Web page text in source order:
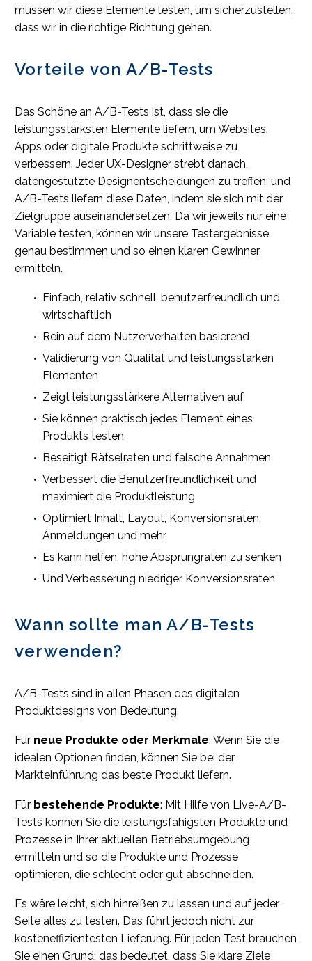
müssen wir diese Elemente testen, um sicherzustellen,
dass wir in die richtige Richtung gehen.
Vorteile von A/B-Tests
Das Schöne an A/B-Tests ist, dass sie die
leistungsstärksten Elemente liefern, um Websites,
Apps oder digitale Produkte schrittweise zu
verbessern. Jeder UX-Designer strebt danach,
datengestützte Designentscheidungen zu treffen, und
A/B-Tests liefern diese Daten, indem sie sich mit der
Zielgruppe auseinandersetzen. Da wir jeweils nur eine
Variable testen, können wir unsere Testergebnisse
genau bestimmen und so einen klaren Gewinner
ermitteln.
Einfach, relativ schnell, benutzerfreundlich und
wirtschaftlich
Rein auf dem Nutzerverhalten basierend
Validierung von Qualität und leistungsstarken
Elementen
Zeigt leistungsstärkere Alternativen auf
Sie können praktisch jedes Element eines
Produkts testen
Beseitigt Rätselraten und falsche Annahmen
Verbessert die Benutzerfreundlichkeit und
maximiert die Produktleistung
Optimiert Inhalt, Layout, Konversionsraten,
Anmeldungen und mehr
Es kann helfen, hohe Absprungraten zu senken
Und Verbesserung niedriger Konversionsraten
Wann sollte man A/B-Tests
verwenden?
A/B-Tests sind in allen Phasen des digitalen
Produktdesigns von Bedeutung.
Für neue Produkte oder Merkmale: Wenn Sie die
idealen Optionen finden, können Sie bei der
Markteinführung das beste Produkt liefern.
Für bestehende Produkte: Mit Hilfe von Live-A/B-
Tests können Sie die leistungsfähigsten Produkte und
Prozesse in Ihrer aktuellen Betriebsumgebung
ermitteln und so die Produkte und Prozesse
optimieren, die schlecht oder gut abschneiden.
Es wäre leicht, sich hinreißen zu lassen und auf jeder
Seite alles zu testen. Das führt jedoch nicht zur
kosteneffizientesten Lieferung. Für jeden Test brauchen
Sie einen Grund; das bedeutet, dass Sie klare Ziele